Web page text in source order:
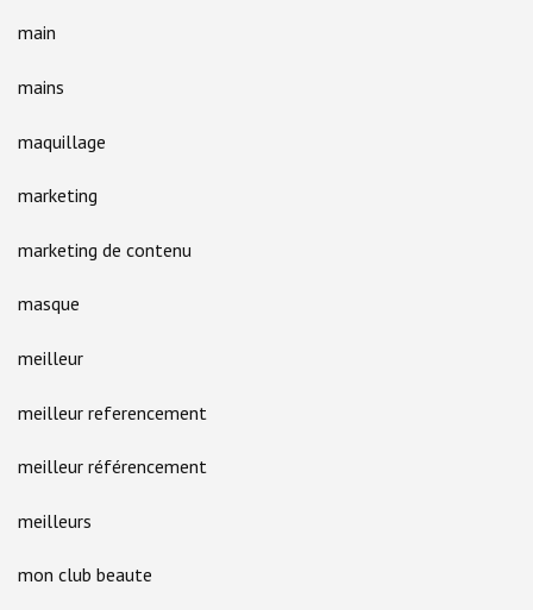
main
mains
maquillage
marketing
marketing de contenu
masque
meilleur
meilleur referencement
meilleur référencement
meilleurs
mon club beaute